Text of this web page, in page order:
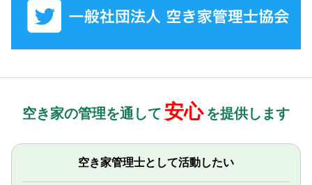
空き家の管理を通して 安心 を提供します
空き家管理士として活動したい